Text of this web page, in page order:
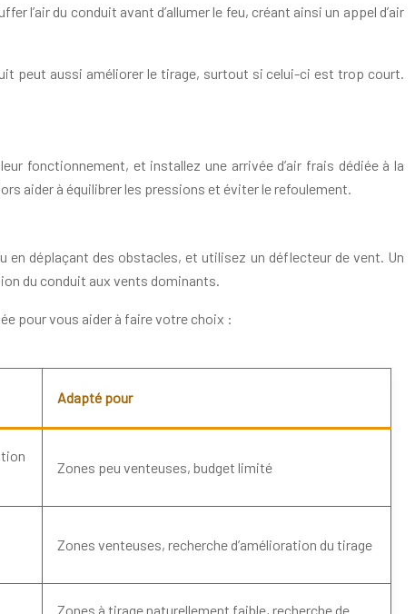
l’air du conduit avant d’allumer le feu, créant ainsi un appel d’air
peut aussi améliorer le tirage, surtout si celui-ci est trop court.
fonctionnement, et installez une arrivée d’air frais dédiée à la
aider à équilibrer les pressions et éviter le refoulement.
en déplaçant des obstacles, et utilisez un déflecteur de vent. Un
du conduit aux vents dominants.
pour vous aider à faire votre choix :
Adapté pour
Zones peu venteuses, budget limité
Zones venteuses, recherche d’amélioration du tirage
Zones à tirage naturellement faible, recherche de